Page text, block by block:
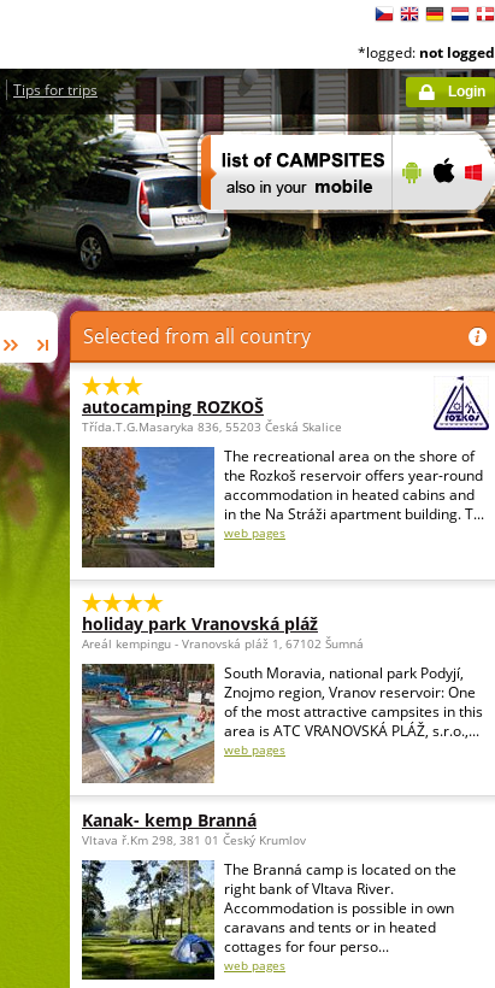
Tips for trips
*logged: not logged
Login
Selected from all country
autocamping ROZKOŠ
Třída.T.G.Masaryka 836, 55203 Česká Skalice
The recreational area on the shore of
the Rozkoš reservoir offers year-round
accommodation in heated cabins and
in the Na Stráži apartment building. T...
web pages
holiday park Vranovská pláž
Areál kempingu - Vranovská pláž 1, 67102 Šumná
South Moravia, national park Podyjí,
Znojmo region, Vranov reservoir: One
of the most attractive campsites in this
area is ATC VRANOVSKÁ PLÁŽ, s.r.o.,...
web pages
Kanak- kemp Branná
Vltava ř.Km 298, 381 01 Český Krumlov
The Branná camp is located on the
right bank of Vltava River.
Accommodation is possible in own
caravans and tents or in heated
cottages for four perso...
web pages